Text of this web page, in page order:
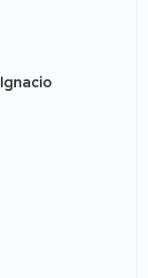
Ignacio